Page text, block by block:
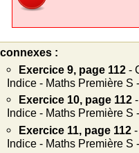
:
Exercice 9, page 112 -
Indice - Maths Première
Exercice 10, page 112
Indice - Maths Première
Exercice 11, page 112
Indice - Maths Première